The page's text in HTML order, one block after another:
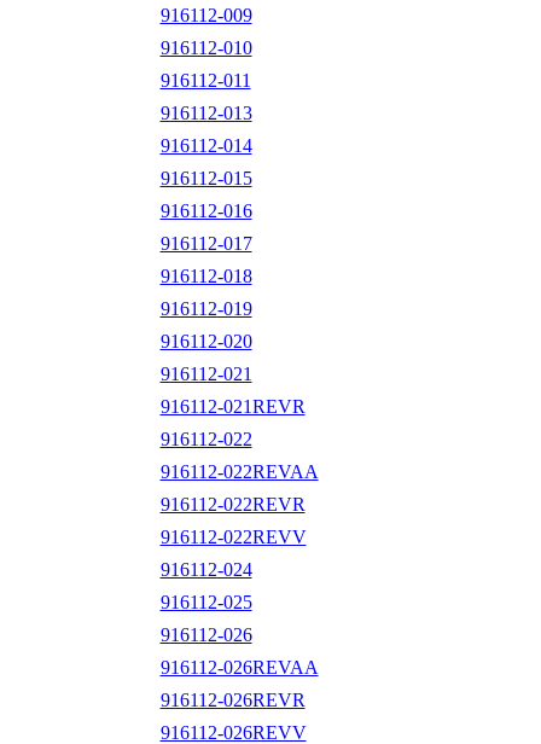
916112-009
916112-010
916112-011
916112-013
916112-014
916112-015
916112-016
916112-017
916112-018
916112-019
916112-020
916112-021
916112-021REVR
916112-022
916112-022REVAA
916112-022REVR
916112-022REVV
916112-024
916112-025
916112-026
916112-026REVAA
916112-026REVR
916112-026REVV